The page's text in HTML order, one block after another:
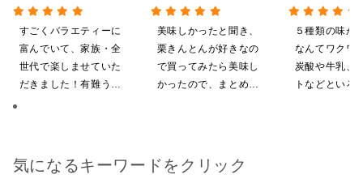
料】【オンライン限定】
【ポイントキャンペーン実
施中】【のし・ラッピン
グ・化粧箱詰め不可】
すごくバラエティーに
富んでいて、家族・全
世代で楽しませていた
だきました！有難うご
[賞味期限2026年09月09
日]絹ごしなめらか 栗き
んとんゼリー 81g【季節
限定】
美味しかったと聞き、
栗きんとんが好きなの
で買ってみたら美味し
かったので、まとめ買
全5種飲み比べ
い 5本入（ド
ス／希釈タイプ
５種類の味が
なんてワクワ
炭酸や牛乳、
トなどといろ
気になるキーワードをクリック